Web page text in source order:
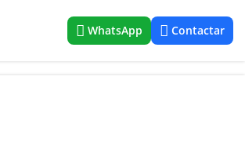
WhatsApp Contactar